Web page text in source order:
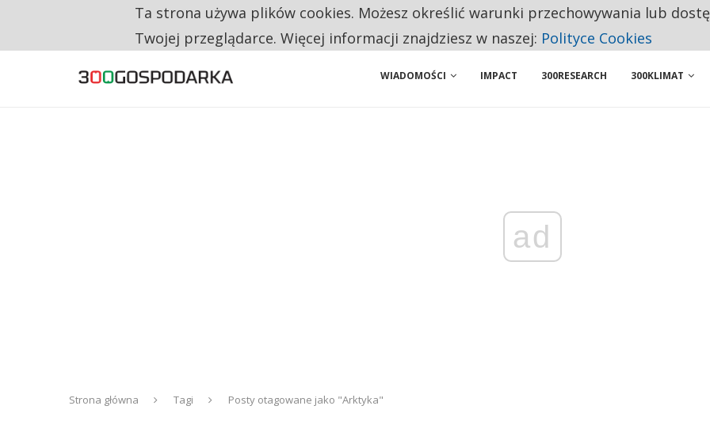
CO TRZECIĄ ZŁOTÓWKĘ Z EMERYTURY SENIORZY PRZEZNACZAJĄ NA PODSTAWOWE ZAKUPY
WIADOMOŚCI IMPACT 300RESEARCH 300KLIMAT
ad
Strona główna Tagi Posty otagowane jako "Arktyka"
Ta strona używa plików cookies. Możesz określić warunki przechowywania lub
Twojej przeglądarce. Więcej informacji znajdziesz w naszej: Polityce Cookies